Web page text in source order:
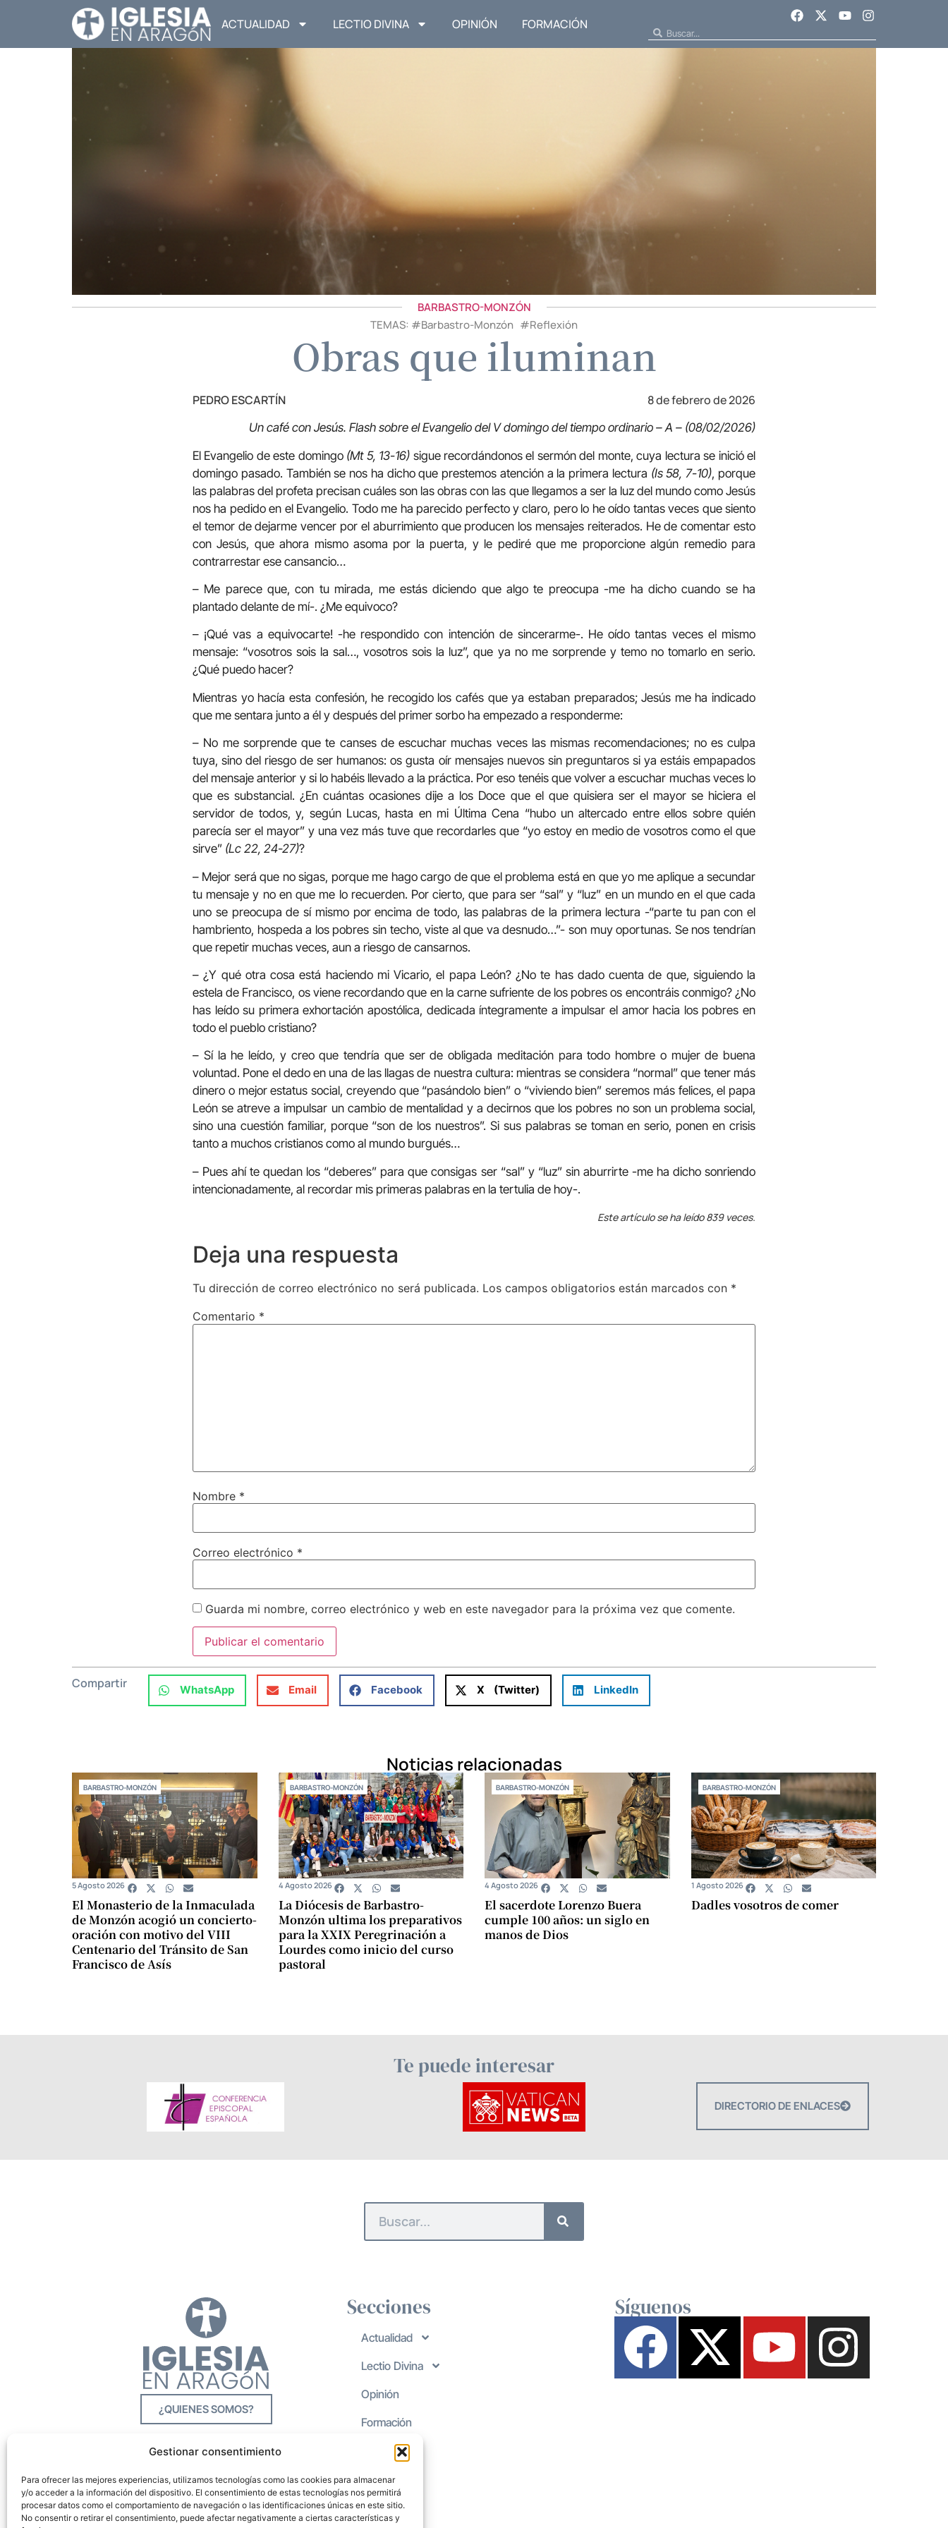
Gestionar consentimiento
Para ofrecer las mejores experiencias, utilizamos tecnologías como las cookies para almacenar
y/o acceder a la información del dispositivo. El consentimiento de estas tecnologías nos permitirá
procesar datos como el comportamiento de navegación o las identificaciones únicas en este sitio.
No consentir o retirar el consentimiento, puede afectar negativamente a ciertas características y
ACTUALIDAD LECTIO DIVINA OPINIÓN FORMACIÓN
BARBASTRO-MONZÓN
TEMAS: #Barbastro-Monzón #Reflexión
Obras que iluminan
PEDRO ESCARTÍN 8 de febrero de 2026
Un café con Jesús. Flash sobre el Evangelio del V domingo del tiempo ordinario – A – (08/02/2026)
El Evangelio de este domingo (Mt 5, 13-16) sigue recordándonos el sermón del monte, cuya lectura se inició el
domingo pasado. También se nos ha dicho que prestemos atención a la primera lectura (Is 58, 7-10), porque
las palabras del profeta precisan cuáles son las obras con las que llegamos a ser la luz del mundo como Jesús
nos ha pedido en el Evangelio. Todo me ha parecido perfecto y claro, pero lo he oído tantas veces que siento
el temor de dejarme vencer por el aburrimiento que producen los mensajes reiterados. He de comentar esto
con Jesús, que ahora mismo asoma por la puerta, y le pediré que me proporcione algún remedio para
contrarrestar ese cansancio…
– Me parece que, con tu mirada, me estás diciendo que algo te preocupa -me ha dicho cuando se ha
plantado delante de mí-. ¿Me equivoco?
– ¡Qué vas a equivocarte! -he respondido con intención de sincerarme-. He oído tantas veces el mismo
mensaje: “vosotros sois la sal…, vosotros sois la luz”, que ya no me sorprende y temo no tomarlo en serio.
¿Qué puedo hacer?
Mientras yo hacía esta confesión, he recogido los cafés que ya estaban preparados; Jesús me ha indicado
que me sentara junto a él y después del primer sorbo ha empezado a responderme:
– No me sorprende que te canses de escuchar muchas veces las mismas recomendaciones; no es culpa
tuya, sino del riesgo de ser humanos: os gusta oír mensajes nuevos sin preguntaros si ya estáis empapados
del mensaje anterior y si lo habéis llevado a la práctica. Por eso tenéis que volver a escuchar muchas veces lo
que es substancial. ¿En cuántas ocasiones dije a los Doce que el que quisiera ser el mayor se hiciera el
servidor de todos, y, según Lucas, hasta en mi Última Cena “hubo un altercado entre ellos sobre quién
parecía ser el mayor” y una vez más tuve que recordarles que “yo estoy en medio de vosotros como el que
sirve” (Lc 22, 24-27)?
– Mejor será que no sigas, porque me hago cargo de que el problema está en que yo me aplique a secundar
tu mensaje y no en que me lo recuerden. Por cierto, que para ser “sal” y “luz” en un mundo en el que cada
uno se preocupa de sí mismo por encima de todo, las palabras de la primera lectura -“parte tu pan con el
hambriento, hospeda a los pobres sin techo, viste al que va desnudo…”- son muy oportunas. Se nos tendrían
que repetir muchas veces, aun a riesgo de cansarnos.
– ¿Y qué otra cosa está haciendo mi Vicario, el papa León? ¿No te has dado cuenta de que, siguiendo la
estela de Francisco, os viene recordando que en la carne sufriente de los pobres os encontráis conmigo? ¿No
has leído su primera exhortación apostólica, dedicada íntegramente a impulsar el amor hacia los pobres en
todo el pueblo cristiano?
– Sí la he leído, y creo que tendría que ser de obligada meditación para todo hombre o mujer de buena
voluntad. Pone el dedo en una de las llagas de nuestra cultura: mientras se considera “normal” que tener más
dinero o mejor estatus social, creyendo que “pasándolo bien” o “viviendo bien” seremos más felices, el papa
León se atreve a impulsar un cambio de mentalidad y a decirnos que los pobres no son un problema social,
sino una cuestión familiar, porque “son de los nuestros”. Si sus palabras se toman en serio, ponen en crisis
tanto a muchos cristianos como al mundo burgués…
– Pues ahí te quedan los “deberes” para que consigas ser “sal” y “luz” sin aburrirte -me ha dicho sonriendo
intencionadamente, al recordar mis primeras palabras en la tertulia de hoy-.
Este artículo se ha leído 839 veces.
Deja una respuesta
Tu dirección de correo electrónico no será publicada. Los campos obligatorios están marcados con *
Comentario *
Nombre *
Correo electrónico *
Guarda mi nombre, correo electrónico y web en este navegador para la próxima vez que comente.
Compartir WhatsApp Email Facebook X (Twitter) LinkedIn
Noticias relacionadas
BARBASTRO-MONZÓN
El Monasterio de la Inmaculada
de Monzón acogió un concierto-
oración con motivo del VIII
Centenario del Tránsito de San
Francisco de Asís
5 Agosto 2026
BARBASTRO-MONZÓN
La Diócesis de Barbastro-
Monzón ultima los preparativos
para la XXIX Peregrinación a
Lourdes como inicio del curso
pastoral
4 Agosto 2026
BARBASTRO-MONZÓN
El sacerdote Lorenzo Buera
cumple 100 años: un siglo en
manos de Dios
4 Agosto 2026
BARBASTRO-MONZÓN
Dadles vosotros de comer
1 Agosto 2026
Te puede interesar
DIRECTORIO DE ENLACES
¿QUIENES SOMOS?
Secciones
Actualidad
Lectio Divina
Opinión
Formación
Síguenos